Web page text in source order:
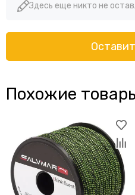
Здесь еще никто не
Похожие